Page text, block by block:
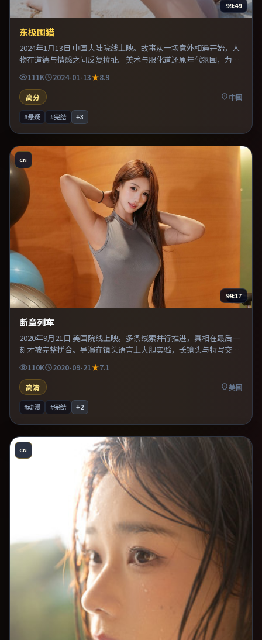
99:49
东极围猎
2024年1月13日 中国大陆院线上映。故事从一场意外相遇开始，人
物在道德与情感之间反复拉扯。美术与服化道还原年代氛围，为人
物动机提供可信支撑。既有类型片爽感，也保留作者表达，口碑潜
力不俗。
111K 2024-01-13
8.9
高分
中国
#悬疑 #完结 +3
CN
99:17
断章列车
2020年9月21日 美国院线上映。多条线索并行推进，真相在最后一
刻才被完整拼合。导演在镜头语言上大胆实验，长镜头与特写交替
强化压迫感。适合喜欢现实主义题材的观众，情绪后劲较足。
110K 2020-09-21
7.1
高清
美国
#动漫 #完结 +2
CN